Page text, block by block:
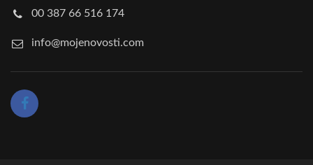
00 387 66 516 174
info@mojenovosti.com